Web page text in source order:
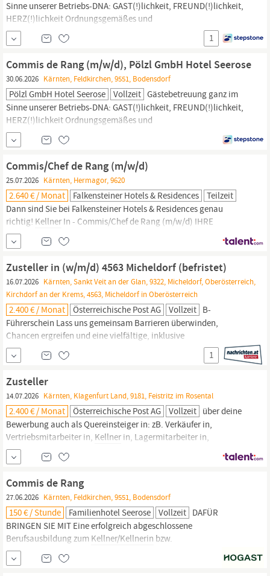
Sinne unserer Betriebs-DNA: GAST(!)lichkeit, FREUND(!)lichkeit,
HERZ(!)lichkeit Ordnungsgemäßes und
verantwortungsbewusstes Führen der Kasse Einarbeitung neuer
Mitarbeiter, Aushilfen und Auszubildenden. DAFÜR BRINGEN SIE
MIT Eine erfolgreich abgeschlossene Berufsausbildung zum
Kellner/Kellnerinbzw.
1
Commis de Rang (m/w/d), Pölzl GmbH Hotel Seerose
30.06.2026 Kärnten, Feldkirchen, 9551, Bodensdorf
Pölzl GmbH Hotel Seerose Vollzeit Gästebetreuung ganz im
Sinne unserer Betriebs-DNA: GAST(!)lichkeit, FREUND(!)lichkeit,
HERZ(!)lichkeit Ordnungsgemäßes und
verantwortungsbewusstes Führen der Kasse Einarbeitung neuer
Mitarbeiter, Aushilfen und Auszubildenden. DAFÜR BRINGEN SIE
MIT Eine erfolgreich abgeschlossene Berufsausbildung zum
Kellner/Kellnerin bzw.
Commis/Chef de Rang (m/w/d)
25.07.2026 Kärnten, Hermagor, 9620
2.640 € / Monat Falkensteiner Hotels & Residences
Teilzeit
Dann sind Sie bei Falkensteiner Hotels & Residences genau
richtig! Kellner In - Commis/Chef de Rang (m/w/d) IHRE
AUFGABEN BEI UNS: Professioneller Service am Gast nach
internen Qualitäts- und Servicestandards. Aufnahme von
Bestellungen sowie kompetente Beratung zu Speisen und
Getränken. Organisation, Vorbereitung und Pflege der eigenen
Servicestation.
Zusteller in (w/m/d) 4563 Micheldorf (befristet)
16.07.2026 Kärnten, Sankt Veit an der Glan, 9322, Micheldorf, Oberösterreich,
Kirchdorf an der Krems, 4563, Micheldorf in Oberösterreich
2.400 € / Monat Österreichische Post AG Vollzeit B-
Führerschein Lass uns gemeinsam Barrieren überwinden,
Chancen ergreifen und eine vielfältige, inklusive
Logistikgemeinschaft aufbauen. Ich freu mich über deine
Bewerbung auch als Quereinsteiger in: zB. Verkäufer in,
Paketzusteller in!Deine Recruiterin Ann-Sophie Wir sind gelb, grün
und bunt.
1
Zusteller
14.07.2026 Kärnten, Klagenfurt Land, 9181, Feistritz im Rosental
2.400 € / Monat Österreichische Post AG Vollzeit über deine
Bewerbung auch als Quereinsteiger in: zB. Verkäufer in,
Vertriebsmitarbeiter in, Kellner in, Lagermitarbeiter in,
Paketzusteller in! Dein Recruiter Josip Wir sind gelb, grün und
bunt. Weil auf Nachhaltigkeit, Vielfalt und Chancengleichheit
Bewerber innen der
Commis de Rang
27.06.2026 Kärnten, Feldkirchen, 9551, Bodensdorf
150 € / Stunde Familienhotel Seerose Vollzeit DAFÜR
BRINGEN SIE MIT Eine erfolgreich abgeschlossene
Berufsausbildung zum Kellner/Kellnerin bzw.
Restaurantfachmann/-frau oder vergleichbare Qualifikationen
(wünschenswert) Eine selbstständige und eigenverantwortliche